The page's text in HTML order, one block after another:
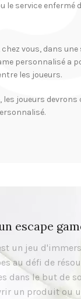
le service enfermé
vous, dans
personnalisé a
les joueurs.
les joueurs
escape
un jeu
au défi de
dans le but de
un produit ou